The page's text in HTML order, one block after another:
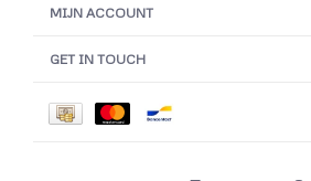
MIJN ACCOUNT
GET IN TOUCH